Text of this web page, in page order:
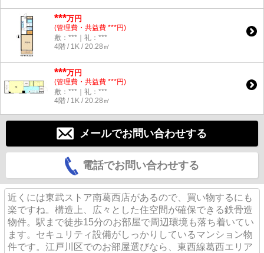
***万円
(管理費・共益費 ***円)
敷：***｜礼：***
4階 / 1K / 20.28㎡
***万円
(管理費・共益費 ***円)
敷：***｜礼：***
4階 / 1K / 20.28㎡
メールでお問い合わせする
電話でお問い合わせする
近くには東武ストア南葛西店があるので、買い物するにも
楽ですね。構造上、広々とした住空間が確保できる鉄骨造
物件。駅まで徒歩15分のお部屋で周辺環境も落ち着いてい
ます。セキュリティ設備がしっかりしているマンション物
件です。江戸川区でのお部屋選びなら、東西線葛西エリア